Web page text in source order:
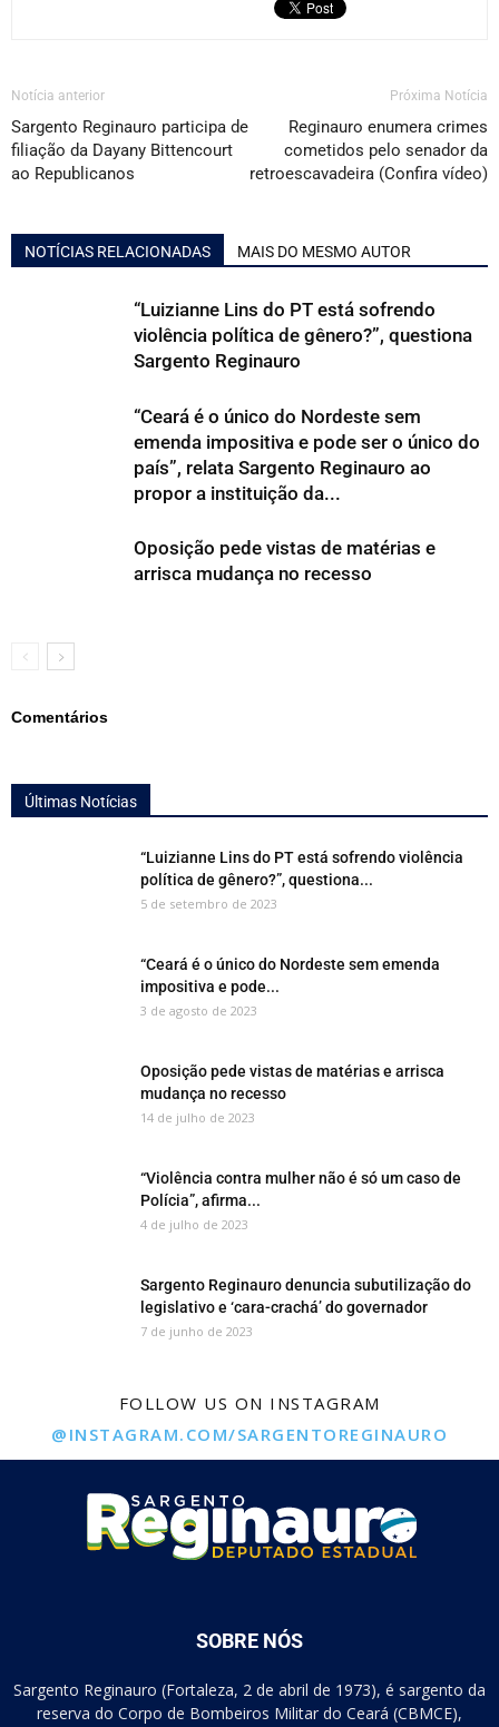
Notícia anterior
Sargento Reginauro participa de
filiação da Dayany Bittencourt
ao Republicanos
Próxima Notícia
Reginauro enumera crimes
cometidos pelo senador da
retroescavadeira (Confira vídeo)
NOTÍCIAS RELACIONADAS MAIS DO MESMO AUTOR
“Luizianne Lins do PT está sofrendo
violência política de gênero?”, questiona
Sargento Reginauro
“Ceará é o único do Nordeste sem
emenda impositiva e pode ser o único do
país”, relata Sargento Reginauro ao
propor a instituição da...
Oposição pede vistas de matérias e
arrisca mudança no recesso
Comentários
Últimas Notícias
“Luizianne Lins do PT está sofrendo violência
política de gênero?”, questiona...
5 de setembro de 2023
“Ceará é o único do Nordeste sem emenda
impositiva e pode...
3 de agosto de 2023
Oposição pede vistas de matérias e arrisca
mudança no recesso
14 de julho de 2023
“Violência contra mulher não é só um caso de
Polícia”, afirma...
4 de julho de 2023
Sargento Reginauro denuncia subutilização do
legislativo e ‘cara-crachá’ do governador
7 de junho de 2023
FOLLOW US ON INSTAGRAM
@INSTAGRAM.COM/SARGENTOREGINAURO
SOBRE NÓS
Sargento Reginauro (Fortaleza, 2 de abril de 1973), é sargento da
reserva do Corpo de Bombeiros Militar do Ceará (CBMCE),